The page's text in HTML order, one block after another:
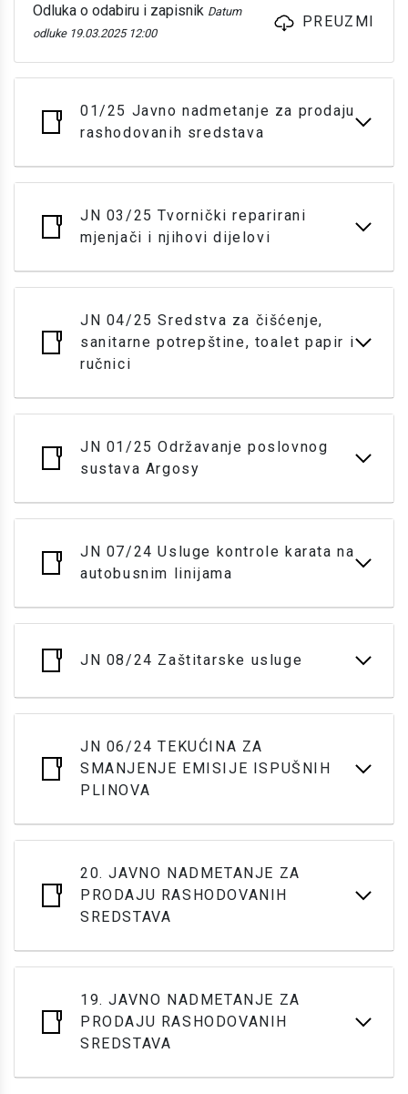
Odluka o odabiru i zapisnik Datum
odluke 19.03.2025 12:00
PREUZMI
01/25 Javno nadmetanje za prodaju
rashodovanih sredstava
JN 03/25 Tvornički reparirani
mjenjači i njihovi dijelovi
JN 04/25 Sredstva za čišćenje,
sanitarne potrepštine, toalet papir i
ručnici
JN 01/25 Održavanje poslovnog
sustava Argosy
JN 07/24 Usluge kontrole karata na
autobusnim linijama
JN 08/24 Zaštitarske usluge
JN 06/24 TEKUĆINA ZA
SMANJENJE EMISIJE ISPUŠNIH
PLINOVA
20. JAVNO NADMETANJE ZA
PRODAJU RASHODOVANIH
SREDSTAVA
19. JAVNO NADMETANJE ZA
PRODAJU RASHODOVANIH
SREDSTAVA